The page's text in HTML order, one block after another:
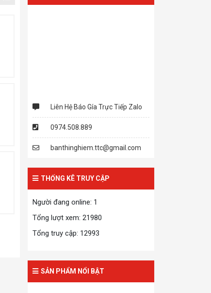
Liên Hệ Báo Gía Trực Tiếp Zalo
0974.508.889
banthinghiem.ttc@gmail.com
THỐNG KÊ TRUY CẬP
Người đang online: 1
Tổng lượt xem: 21980
Tổng truy cập: 12993
SẢN PHẨM NỔI BẬT